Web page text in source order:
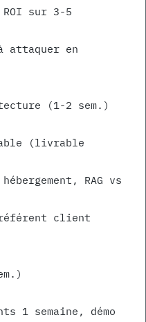
(1-2 sem.)